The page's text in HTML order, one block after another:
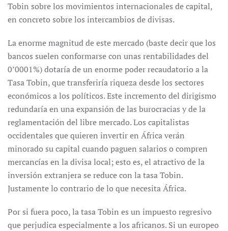
Tobin sobre los movimientos internacionales de capital,
en concreto sobre los intercambios de divisas.
La enorme magnitud de este mercado (baste decir que los
bancos suelen conformarse con unas rentabilidades del
0’0001%) dotaría de un enorme poder recaudatorio a la
Tasa Tobin, que transferiría riqueza desde los sectores
económicos a los políticos. Este incremento del dirigismo
redundaría en una expansión de las burocracias y de la
reglamentación del libre mercado. Los capitalistas
occidentales que quieren invertir en África verán
minorado su capital cuando paguen salarios o compren
mercancías en la divisa local; esto es, el atractivo de la
inversión extranjera se reduce con la tasa Tobin.
Justamente lo contrario de lo que necesita África.
Por si fuera poco, la tasa Tobin es un impuesto regresivo
que perjudica especialmente a los africanos. Si un europeo